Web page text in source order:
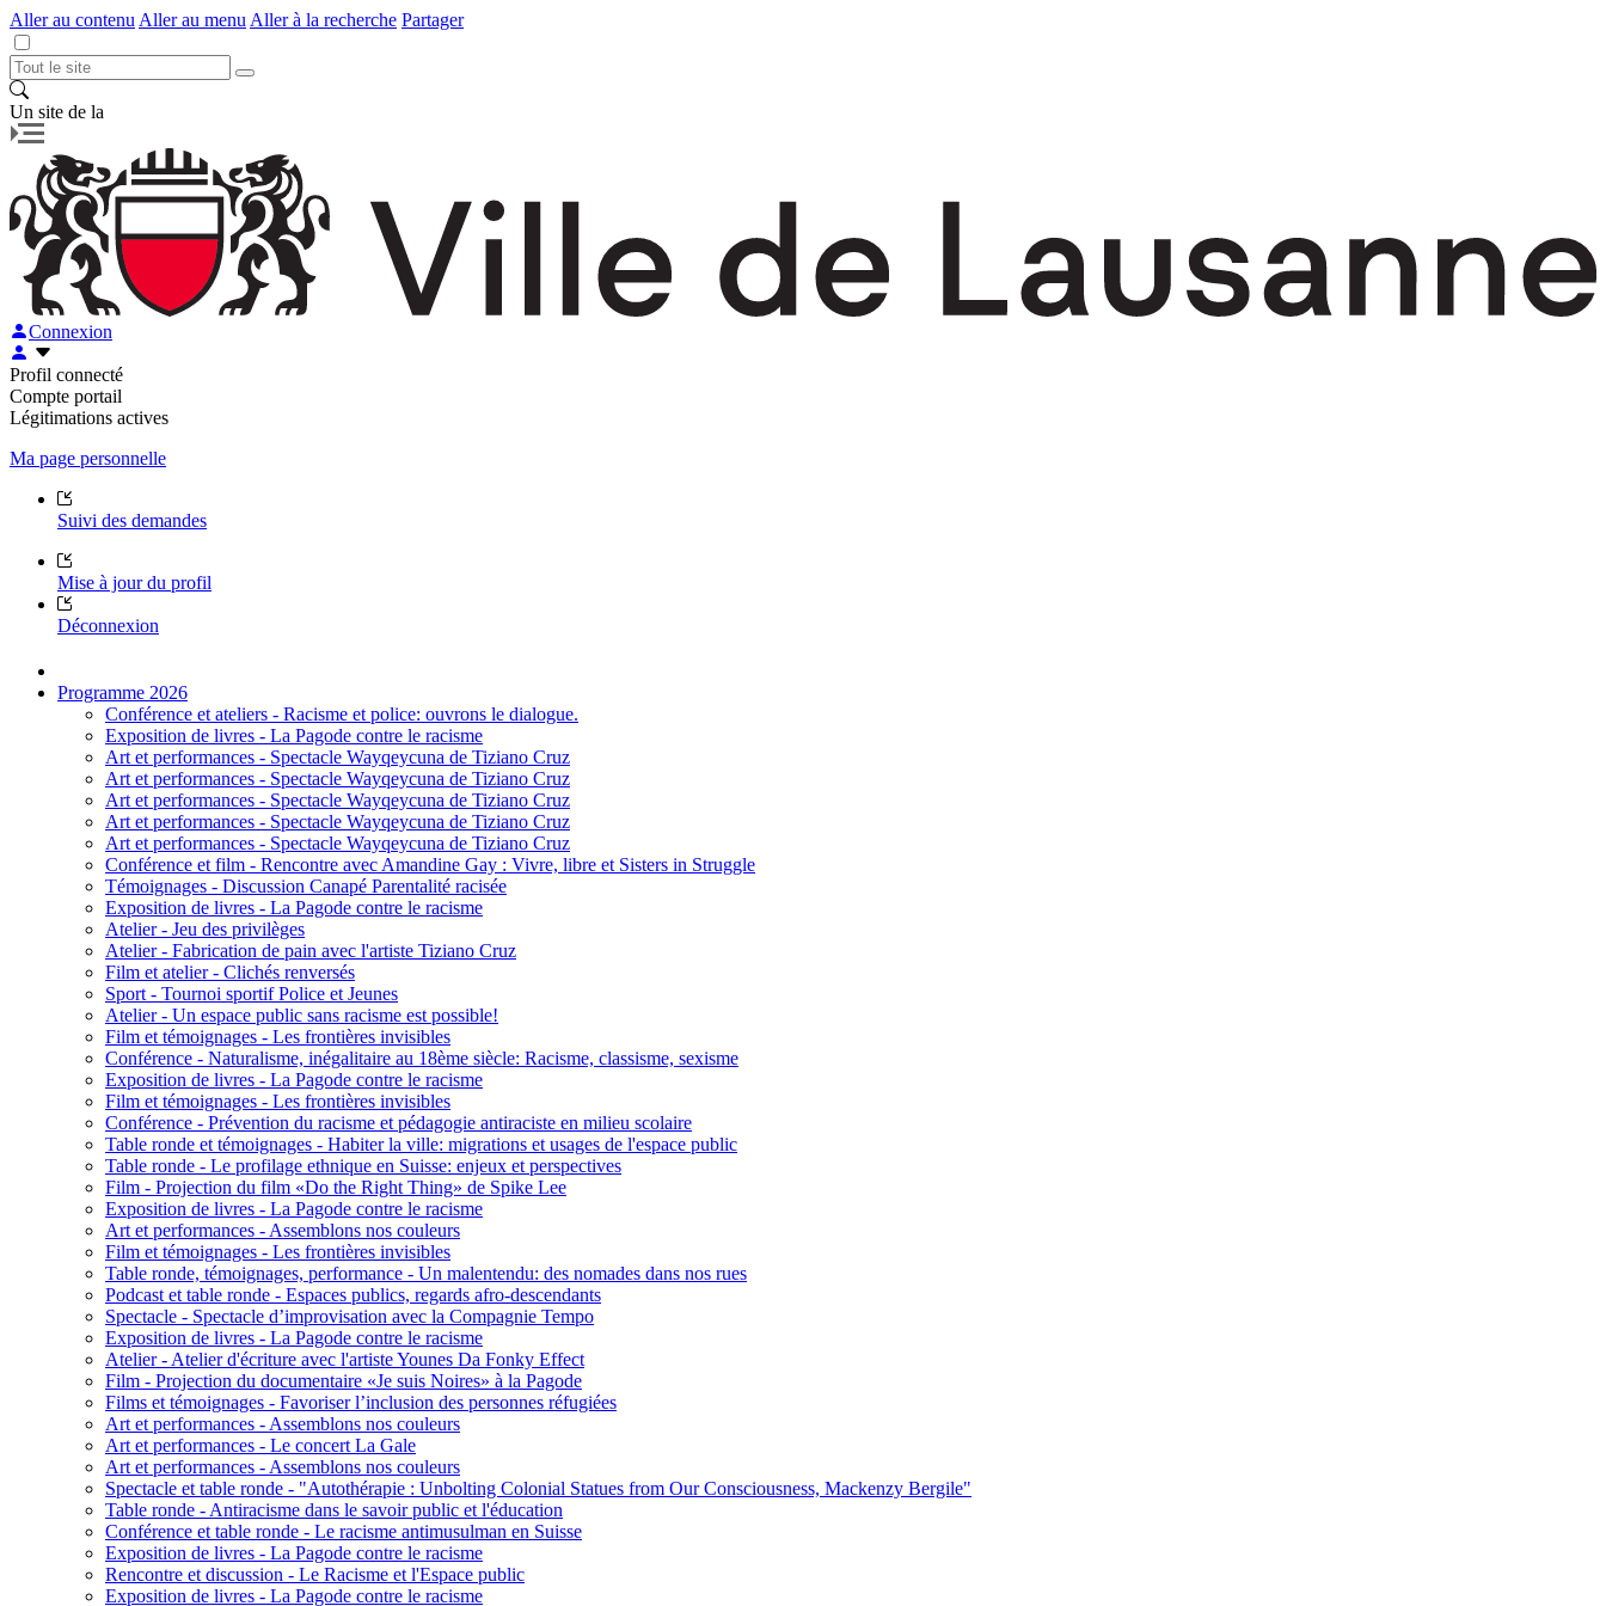
Aller au contenu Aller au menu Aller à la recherche Partager
Un site de la
Connexion
Profil connecté
Compte portail
Légitimations actives
Ma page personnelle
Suivi des demandes
Mise à jour du profil
Déconnexion
Programme 2026
Conférence et ateliers - Racisme et police: ouvrons le dialogue.
Exposition de livres - La Pagode contre le racisme
Art et performances - Spectacle Wayqeycuna de Tiziano Cruz
Art et performances - Spectacle Wayqeycuna de Tiziano Cruz
Art et performances - Spectacle Wayqeycuna de Tiziano Cruz
Art et performances - Spectacle Wayqeycuna de Tiziano Cruz
Art et performances - Spectacle Wayqeycuna de Tiziano Cruz
Conférence et film - Rencontre avec Amandine Gay : Vivre, libre et Sisters in Struggle
Témoignages - Discussion Canapé Parentalité racisée
Exposition de livres - La Pagode contre le racisme
Atelier - Jeu des privilèges
Atelier - Fabrication de pain avec l'artiste Tiziano Cruz
Film et atelier - Clichés renversés
Sport - Tournoi sportif Police et Jeunes
Atelier - Un espace public sans racisme est possible!
Film et témoignages - Les frontières invisibles
Conférence - Naturalisme, inégalitaire au 18ème siècle: Racisme, classisme, sexisme
Exposition de livres - La Pagode contre le racisme
Film et témoignages - Les frontières invisibles
Conférence - Prévention du racisme et pédagogie antiraciste en milieu scolaire
Table ronde et témoignages - Habiter la ville: migrations et usages de l'espace public
Table ronde - Le profilage ethnique en Suisse: enjeux et perspectives
Film - Projection du film «Do the Right Thing» de Spike Lee
Exposition de livres - La Pagode contre le racisme
Art et performances - Assemblons nos couleurs
Film et témoignages - Les frontières invisibles
Table ronde, témoignages, performance - Un malentendu: des nomades dans nos rues
Podcast et table ronde - Espaces publics, regards afro-descendants
Spectacle - Spectacle d’improvisation avec la Compagnie Tempo
Exposition de livres - La Pagode contre le racisme
Atelier - Atelier d'écriture avec l'artiste Younes Da Fonky Effect
Film - Projection du documentaire «Je suis Noires» à la Pagode
Films et témoignages - Favoriser l’inclusion des personnes réfugiées
Art et performances - Assemblons nos couleurs
Art et performances - Le concert La Gale
Art et performances - Assemblons nos couleurs
Spectacle et table ronde - "Autothérapie : Unbolting Colonial Statues from Our Consciousness, Mackenzy Bergile"
Table ronde - Antiracisme dans le savoir public et l'éducation
Conférence et table ronde - Le racisme antimusulman en Suisse
Exposition de livres - La Pagode contre le racisme
Rencontre et discussion - Le Racisme et l'Espace public
Exposition de livres - La Pagode contre le racisme